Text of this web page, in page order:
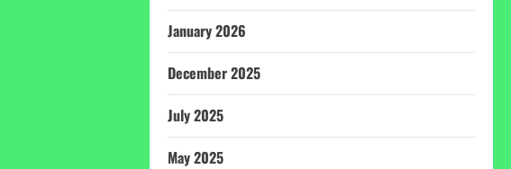
January 2026
December 2025
July 2025
May 2025